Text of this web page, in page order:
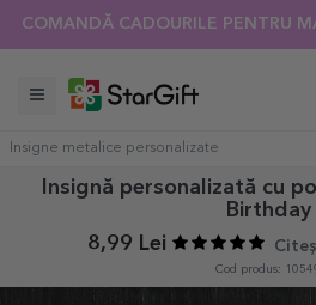
COMANDĂ CADOURILE PENTRU
Insigne metalice personalizate
Insignă personalizată cu
Birthday
8,99 Lei
Cod produs: